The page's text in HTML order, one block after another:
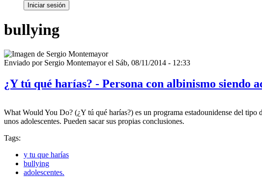
bullying
Enviado por Sergio Montemayorel Sáb, 08/11/2014 - 12:33
¿Y tú qué harías? - Persona con albinismo siendo
What Would You Do? (¿Y tú qué harías?) es un programa estadounidense del
unos adolescentes. Pueden sacar sus propias conclusiones.
Tags:
y tu que harías
bullying
adolescentes.